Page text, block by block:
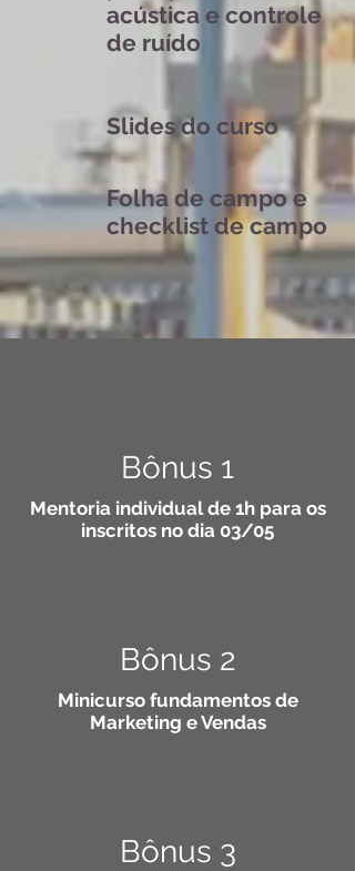
acústica e controle
de ruído
Slides do curso
Folha de campo e
checklist de campo
Bônus 1
Mentoria individual de 1h para os
inscritos no dia 03/05
Bônus 2
Minicurso fundamentos de
Marketing e Vendas
Bônus 3